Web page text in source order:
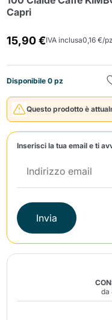
Capri
15,90 €IVA inclusa0,16 €/pz
Disponibile 0 pz
Questo prodotto è
Inserisci la tua email e ti
Invia
da